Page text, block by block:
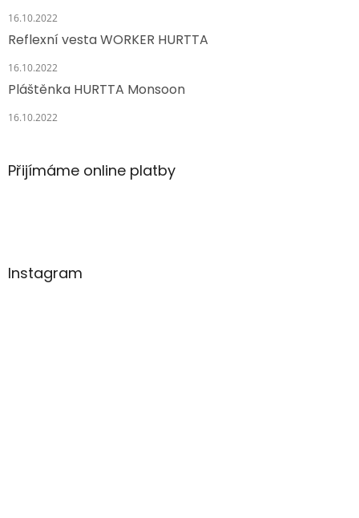
16.10.2022
Reflexní vesta WORKER HURTTA
16.10.2022
Pláštěnka HURTTA Monsoon
16.10.2022
Přijímáme online platby
Instagram